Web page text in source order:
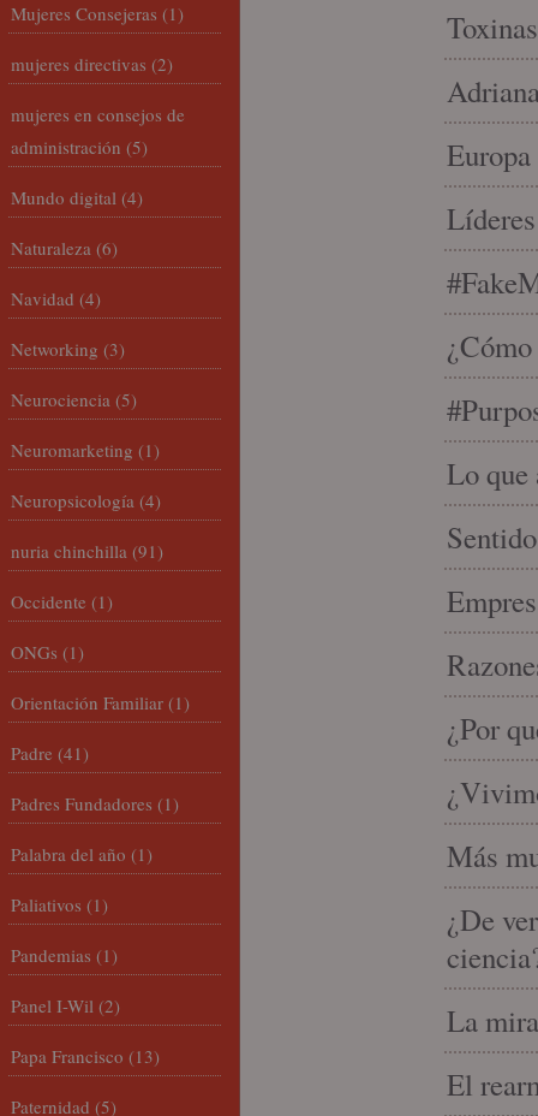
Lo que
¿Por
Más
¿De
La
El
Mujeres Consejeras (1)
mujeres directivas (2)
mujeres en consejos de
administración (5)
Mundo digital (4)
Naturaleza (6)
Navidad (4)
Networking (3)
Neurociencia (5)
Neuromarketing (1)
Neuropsicología (4)
nuria chinchilla (91)
Occidente (1)
ONGs (1)
Orientación Familiar (1)
Padre (41)
Padres Fundadores (1)
Palabra del año (1)
Paliativos (1)
Pandemias (1)
Panel I-Wil (2)
Papa Francisco (13)
Paternidad (5)